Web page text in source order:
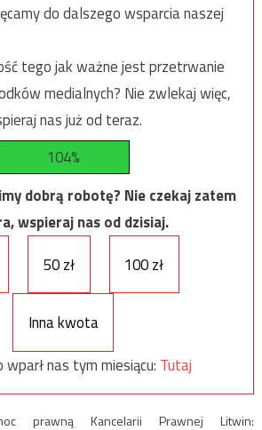
do dalszego wsparcia naszej
tego jak ważne jest przetrwanie
medialnych? Nie zwlekaj więc,
nas już od teraz.
104%
dobrą robotę? Nie czekaj zatem
wspieraj nas od dzisiaj.
50 zł 100 zł
Inna kwota
nas tym miesiącu: Tutaj
prawną Kancelarii Prawnej Litwin: